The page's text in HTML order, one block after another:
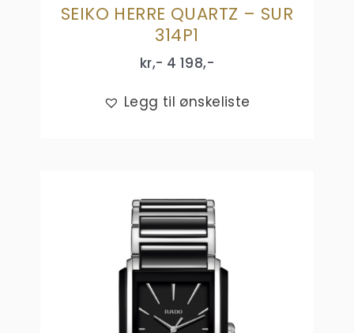
SEIKO HERRE QUARTZ – SUR
314P1
kr,- 4 198,-
Legg til ønskeliste